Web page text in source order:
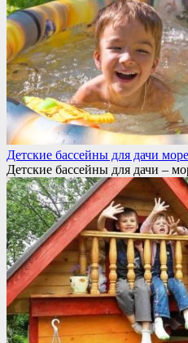
Детские бассейны для дачи
Детские бассейны для дачи –